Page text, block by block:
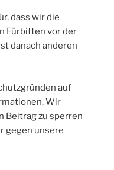
dass wir die
Fürbitten vor der
danach anderen
auf
Wir
Beitrag zu sperren
gegen unsere